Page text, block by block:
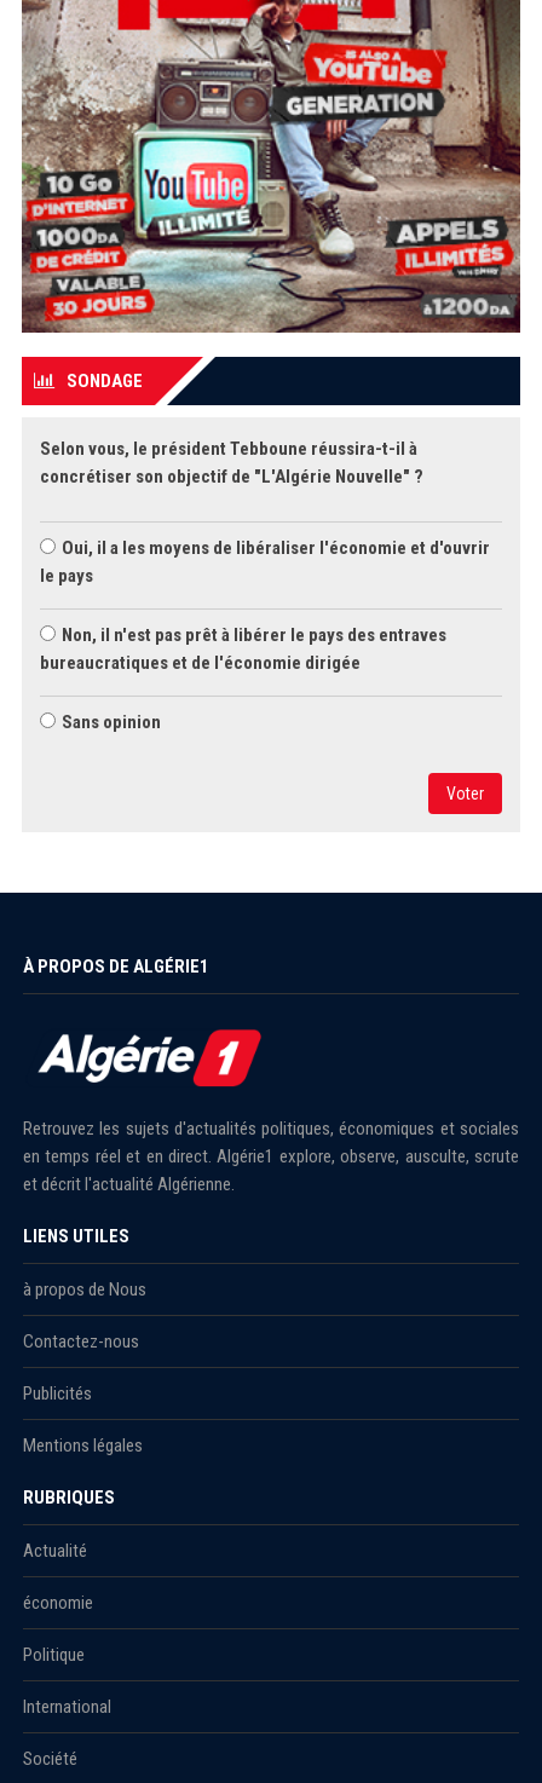
SONDAGE
Selon vous, le président Tebboune réussira-t-il à
concrétiser son objectif de "L'Algérie Nouvelle" ?
Oui, il a les moyens de libéraliser l'économie et d'ouvrir
le pays
Non, il n'est pas prêt à libérer le pays des entraves
bureaucratiques et de l'économie dirigée
Sans opinion
Voter
À PROPOS DE ALGÉRIE1
Retrouvez les sujets d'actualités politiques, économiques et sociales
en temps réel et en direct. Algérie1 explore, observe, ausculte, scrute
et décrit l'actualité Algérienne.
LIENS UTILES
à propos de Nous
Contactez-nous
Publicités
Mentions légales
RUBRIQUES
Actualité
économie
Politique
International
Société